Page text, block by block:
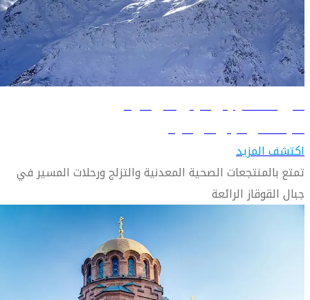
دليل السفر إلى مينيرالني فودي
تعرف على مينيرالني فودي
اكتشف المزيد
تمتع بالمنتجعات الصحية المعدنية والتزلج ورحلات المسير في
جبال القوقاز الرائعة